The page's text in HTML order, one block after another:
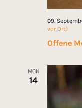
Offene
09.
vor Ort)
MON
14